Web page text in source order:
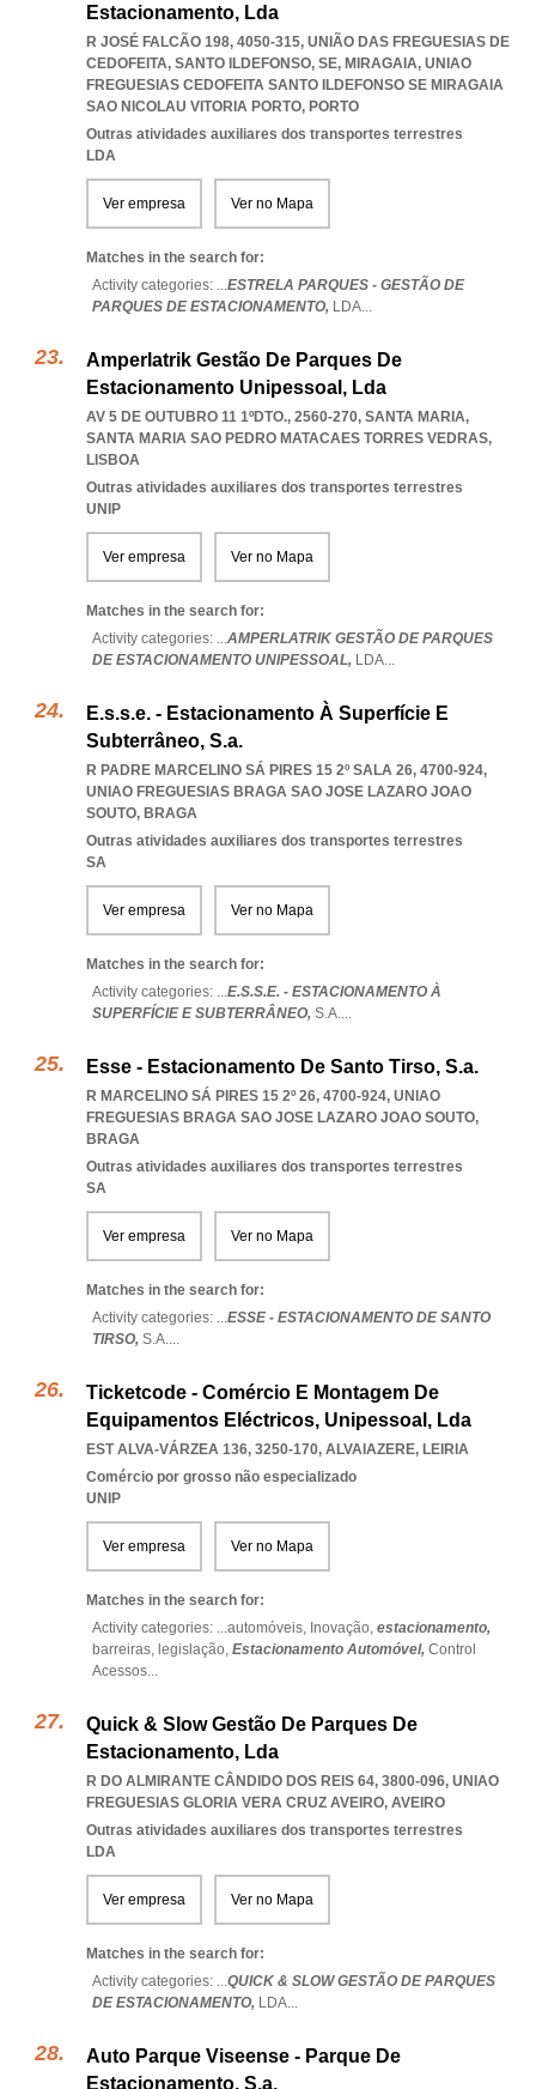
Estacionamento, Lda
R JOSÉ FALCÃO 198, 4050-315, UNIÃO DAS FREGUESIAS DE
CEDOFEITA, SANTO ILDEFONSO, SE, MIRAGAIA, UNIAO
FREGUESIAS CEDOFEITA SANTO ILDEFONSO SE MIRAGAIA
SAO NICOLAU VITORIA PORTO, PORTO
Outras atividades auxiliares dos transportes terrestres
LDA
Ver empresa Ver no Mapa
Matches in the search for:
Activity categories: ...ESTRELA PARQUES - GESTÃO DE
PARQUES DE ESTACIONAMENTO, LDA...
Amperlatrik Gestão De Parques De
Estacionamento Unipessoal, Lda
AV 5 DE OUTUBRO 11 1ºDTO., 2560-270, SANTA MARIA,
SANTA MARIA SAO PEDRO MATACAES TORRES VEDRAS,
LISBOA
Outras atividades auxiliares dos transportes terrestres
UNIP
Ver empresa Ver no Mapa
Matches in the search for:
Activity categories: ...AMPERLATRIK GESTÃO DE PARQUES
DE ESTACIONAMENTO UNIPESSOAL, LDA...
E.s.s.e. - Estacionamento À Superfície E
Subterrâneo, S.a.
R PADRE MARCELINO SÁ PIRES 15 2º SALA 26, 4700-924,
UNIAO FREGUESIAS BRAGA SAO JOSE LAZARO JOAO
SOUTO, BRAGA
Outras atividades auxiliares dos transportes terrestres
SA
Ver empresa Ver no Mapa
Matches in the search for:
Activity categories: ...E.S.S.E. - ESTACIONAMENTO À
SUPERFÍCIE E SUBTERRÂNEO, S.A....
Esse - Estacionamento De Santo Tirso, S.a.
R MARCELINO SÁ PIRES 15 2º 26, 4700-924, UNIAO
FREGUESIAS BRAGA SAO JOSE LAZARO JOAO SOUTO,
BRAGA
Outras atividades auxiliares dos transportes terrestres
SA
Ver empresa Ver no Mapa
Matches in the search for:
Activity categories: ...ESSE - ESTACIONAMENTO DE SANTO
TIRSO, S.A....
Ticketcode - Comércio E Montagem De
Equipamentos Eléctricos, Unipessoal, Lda
EST ALVA-VÁRZEA 136, 3250-170, ALVAIAZERE, LEIRIA
Comércio por grosso não especializado
UNIP
Ver empresa Ver no Mapa
Matches in the search for:
Activity categories: ...automóveis, Inovação, estacionamento,
barreiras, legislação, Estacionamento Automóvel, Control
Acessos...
Quick & Slow Gestão De Parques De
Estacionamento, Lda
R DO ALMIRANTE CÂNDIDO DOS REIS 64, 3800-096, UNIAO
FREGUESIAS GLORIA VERA CRUZ AVEIRO, AVEIRO
Outras atividades auxiliares dos transportes terrestres
LDA
Ver empresa Ver no Mapa
Matches in the search for:
Activity categories: ...QUICK & SLOW GESTÃO DE PARQUES
DE ESTACIONAMENTO, LDA...
Auto Parque Viseense - Parque De
Estacionamento, S.a.